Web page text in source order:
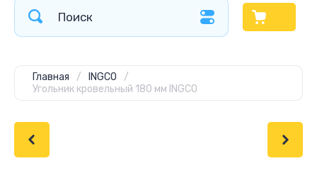
Главная / INGCO
/
Угольник кровельный 180 мм INGCO